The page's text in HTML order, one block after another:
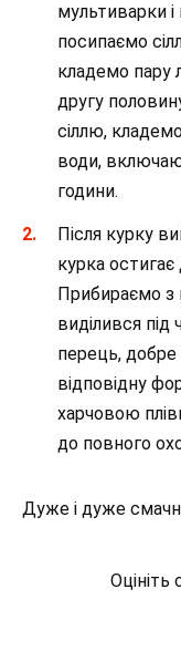
мультиварки
посипаємо
кладемо пару
другу
сіллю,
води,
години.
Після курку
курка
Прибираємо з
виділився під
перець,
відповідну
харчовою
до повного
Дуже і дуже